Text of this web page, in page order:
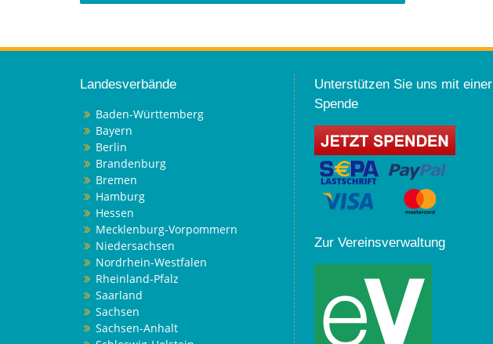
Landesverbände
Baden-Württemberg
Bayern
Berlin
Brandenburg
Bremen
Hamburg
Hessen
Mecklenburg-Vorpommern
Niedersachsen
Nordrhein-Westfalen
Rheinland-Pfalz
Saarland
Sachsen
Sachsen-Anhalt
Unterstützen Sie uns mit einer
Spende
Zur Vereinsverwaltung